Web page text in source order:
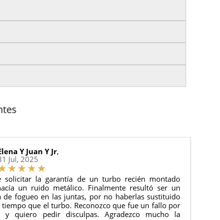
generales
del pedido para que puedas localizar tu paquete
de tu pedido.
Y Juan Y Jr,
Jul, 2025
solicitar la garantía de un turbo recién montado
un ruido metálico. Finalmente resultó ser un
de fogueo en las juntas, por no haberlas sustituido
que el turbo. Reconozco que fue un fallo por
y quiero pedir disculpas. Agradezco mucho la